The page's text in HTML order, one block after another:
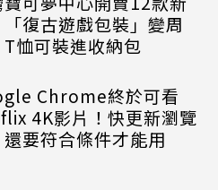
復古遊戲包裝」變周
T恤可裝進收納包
Chrome終於可看
4K影片！快更新瀏覽
要符合條件才能用